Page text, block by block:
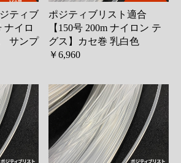
買い物を続ける
カートへ進む
ティブ
ナイロ
サンプ
ポジティブリスト適合
【150号 200m ナイロン テ
グス】カセ巻 乳白色
￥6,960